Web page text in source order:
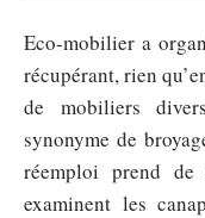
Eco-mobilier a
récupérant, rien
de mobiliers
synonyme de
réemploi prend de
examinent les